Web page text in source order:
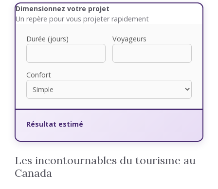
Dimensionnez votre projet
Un repère pour vous projeter rapidement
Durée (jours) Voyageurs
Confort
Résultat estimé
Les incontournables du tourisme au
Canada